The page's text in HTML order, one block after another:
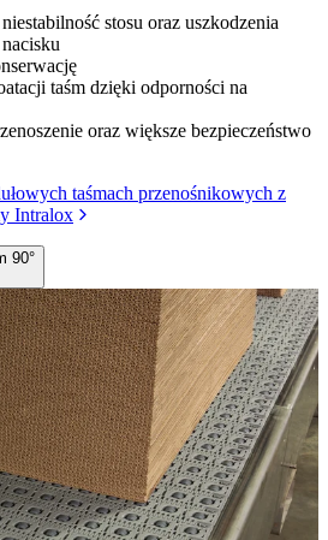
stosu oraz uszkodzenia
taśm dzięki odporności na
oraz większe bezpieczeństwo
taśmach przenośnikowych z
Intralox
90°